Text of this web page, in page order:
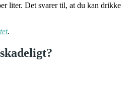
liter. Det svarer til, at du kan drikke
.